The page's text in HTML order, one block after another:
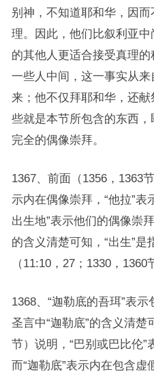
别神，不知道耶和华，因
理。因此，他们比叙利亚
的其他人更适合接受真理
一些人中间，这一事实从
来；他不仅拜耶和华，还
些就是本节所包含的东西
完全的偶像崇拜。
1367、前面（1356，1363
示内在偶像崇拜，“他拉”表
出生地”表示他们的偶像崇
的含义清楚可知，“出生”
（11:10，27；1330，1360
1368、“迦勒底的吾珥”表
圣言中“迦勒底”的含义清楚
节）说明，“巴别或巴比伦”
而“迦勒底”表示内在包含